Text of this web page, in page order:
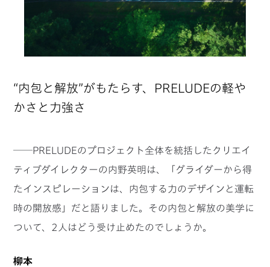
“内包と解放”がもたらす、PRELUDEの軽や
かさと力強さ
──PRELUDEのプロジェクト全体を統括したクリエイ
ティブダイレクターの内野英明は、「グライダーから得
たインスピレーションは、内包する力のデザインと運転
時の開放感」だと語りました。その内包と解放の美学に
ついて、2人はどう受け止めたのでしょうか。
柳本